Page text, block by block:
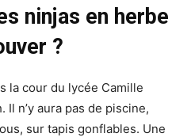
ninjas en herbe
?
la cour du lycée Camille
Il n’y aura pas de piscine,
sur tapis gonflables. Une